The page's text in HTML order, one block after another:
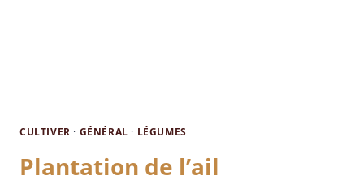
CULTIVER · GÉNÉRAL · LÉGUMES
Plantation de l’ail